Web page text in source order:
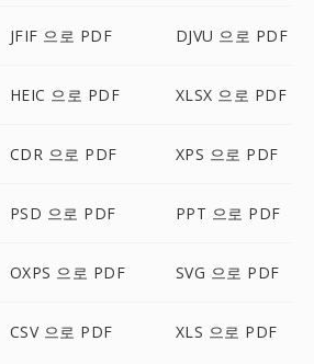
JFIF 으로 PDF DJVU 으로 PDF
HEIC 으로 PDF XLSX 으로 PDF
CDR 으로 PDF XPS 으로 PDF
PSD 으로 PDF PPT 으로 PDF
OXPS 으로 PDF SVG 으로 PDF
CSV 으로 PDF XLS 으로 PDF